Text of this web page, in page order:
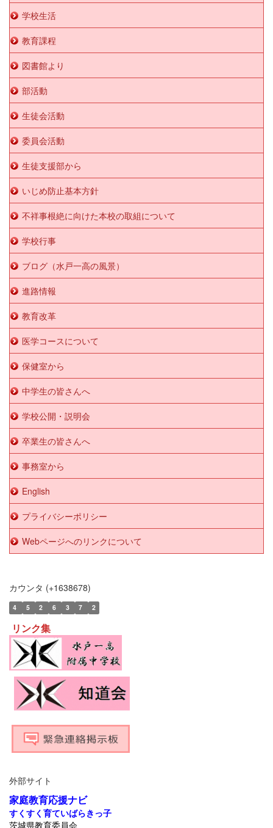
学校生活
教育課程
図書館より
部活動
生徒会活動
委員会活動
生徒支援部から
いじめ防止基本方針
不祥事根絶に向けた本校の取組について
学校行事
ブログ（水戸一高の風景）
進路情報
教育改革
医学コースについて
保健室から
中学生の皆さんへ
学校公開・説明会
卒業生の皆さんへ
事務室から
English
プライバシーポリシー
Webページへのリンクについて
カウンタ (+1638678)
4 5 2 6 3 7 2
リンク集
外部サイト
家庭教育応援ナビ
すくすく育ていばらきっ子
茨城県教育委員会